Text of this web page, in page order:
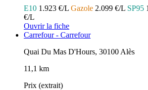
E10 1.923 €/L Gazole 2.099 €/L SP95
€/L
Ouvrir la fiche
Carrefour - Carrefour
Quai Du Mas D'Hours, 30100 Alès
11,1 km
Prix (extrait)